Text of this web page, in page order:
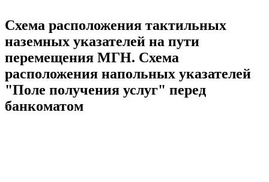
Схема расположения тактильных
наземных указателей на пути
перемещения МГН. Схема
расположения напольных указателей
"Поле получения услуг" перед
банкоматом